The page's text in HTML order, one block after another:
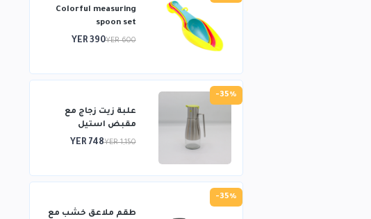
Colorful measuring
spoon set
YER 600
YER 390
-35%
علبة زيت زجاج مع
مقبض استيل
YER 1,150
YER 748
-35%
طقم ملاعق خشب مع